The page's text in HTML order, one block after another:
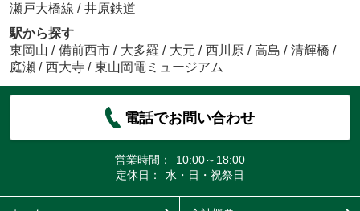
瀬戸大橋線 / 井原鉄道
駅から探す
東岡山 / 備前西市 / 大多羅 / 大元 / 西川原 / 高島 / 清輝橋 /
庭瀬 / 西大寺 / 東山岡電ミュージアム
電話でお問い合わせ
営業時間：
10:00～18:00
定休日：
水・日・祝祭日